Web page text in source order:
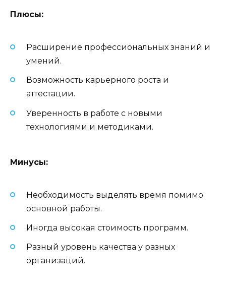
Плюсы:
Расширение профессиональных знаний и
умений.
Возможность карьерного роста и
аттестации.
Уверенность в работе с новыми
технологиями и методиками.
Минусы:
Необходимость выделять время помимо
основной работы.
Иногда высокая стоимость программ.
Разный уровень качества у разных
организаций.